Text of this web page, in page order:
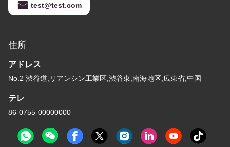
test@test.com
住所
アドレス
No.2 渋谷道,リアンシン工業区,渋谷東,南海地区,広東省,中国
テレ
86-0755-00000000